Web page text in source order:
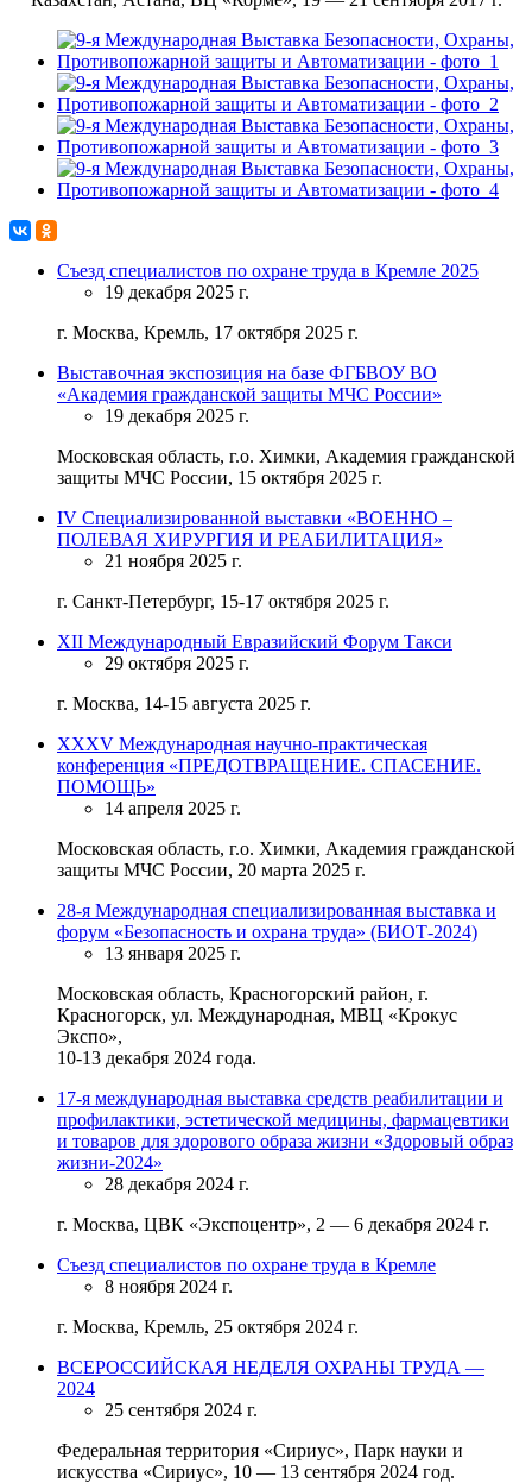
Съезд специалистов по охране труда в Кремле 2025
19 декабря 2025 г.
г. Москва, Кремль, 17 октября 2025 г.
Выставочная экспозиция на базе ФГБВОУ ВО
«Академия гражданской защиты МЧС России»
19 декабря 2025 г.
Московская область, г.о. Химки, Академия гражданской
защиты МЧС России, 15 октября 2025 г.
IV Специализированной выставки «ВОЕННО –
ПОЛЕВАЯ ХИРУРГИЯ И РЕАБИЛИТАЦИЯ»
21 ноября 2025 г.
г. Санкт-Петербург, 15-17 октября 2025 г.
XII Международный Евразийский Форум Такси
29 октября 2025 г.
г. Москва, 14-15 августа 2025 г.
ХХХV Международная научно-практическая
конференция «ПРЕДОТВРАЩЕНИЕ. СПАСЕНИЕ.
ПОМОЩЬ»
14 апреля 2025 г.
Московская область, г.о. Химки, Академия гражданской
защиты МЧС России, 20 марта 2025 г.
28-я Международная специализированная выставка и
форум «Безопасность и охрана труда» (БИОТ-2024)
13 января 2025 г.
Московская область, Красногорский район, г.
Красногорск, ул. Международная, МВЦ «Крокус
Экспо»,
10-13 декабря 2024 года.
17-я международная выставка средств реабилитации и
профилактики, эстетической медицины, фармацевтики
и товаров для здорового образа жизни «Здоровый образ
жизни-2024»
28 декабря 2024 г.
г. Москва, ЦВК «Экспоцентр», 2 — 6 декабря 2024 г.
Съезд специалистов по охране труда в Кремле
8 ноября 2024 г.
г. Москва, Кремль, 25 октября 2024 г.
ВСЕРОССИЙСКАЯ НЕДЕЛЯ ОХРАНЫ ТРУДА —
2024
25 сентября 2024 г.
Федеральная территория «Сириус», Парк науки и
искусства «Сириус», 10 — 13 сентября 2024 год.